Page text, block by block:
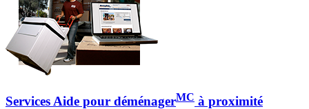
Services Aide pour déménagerMC à proximité